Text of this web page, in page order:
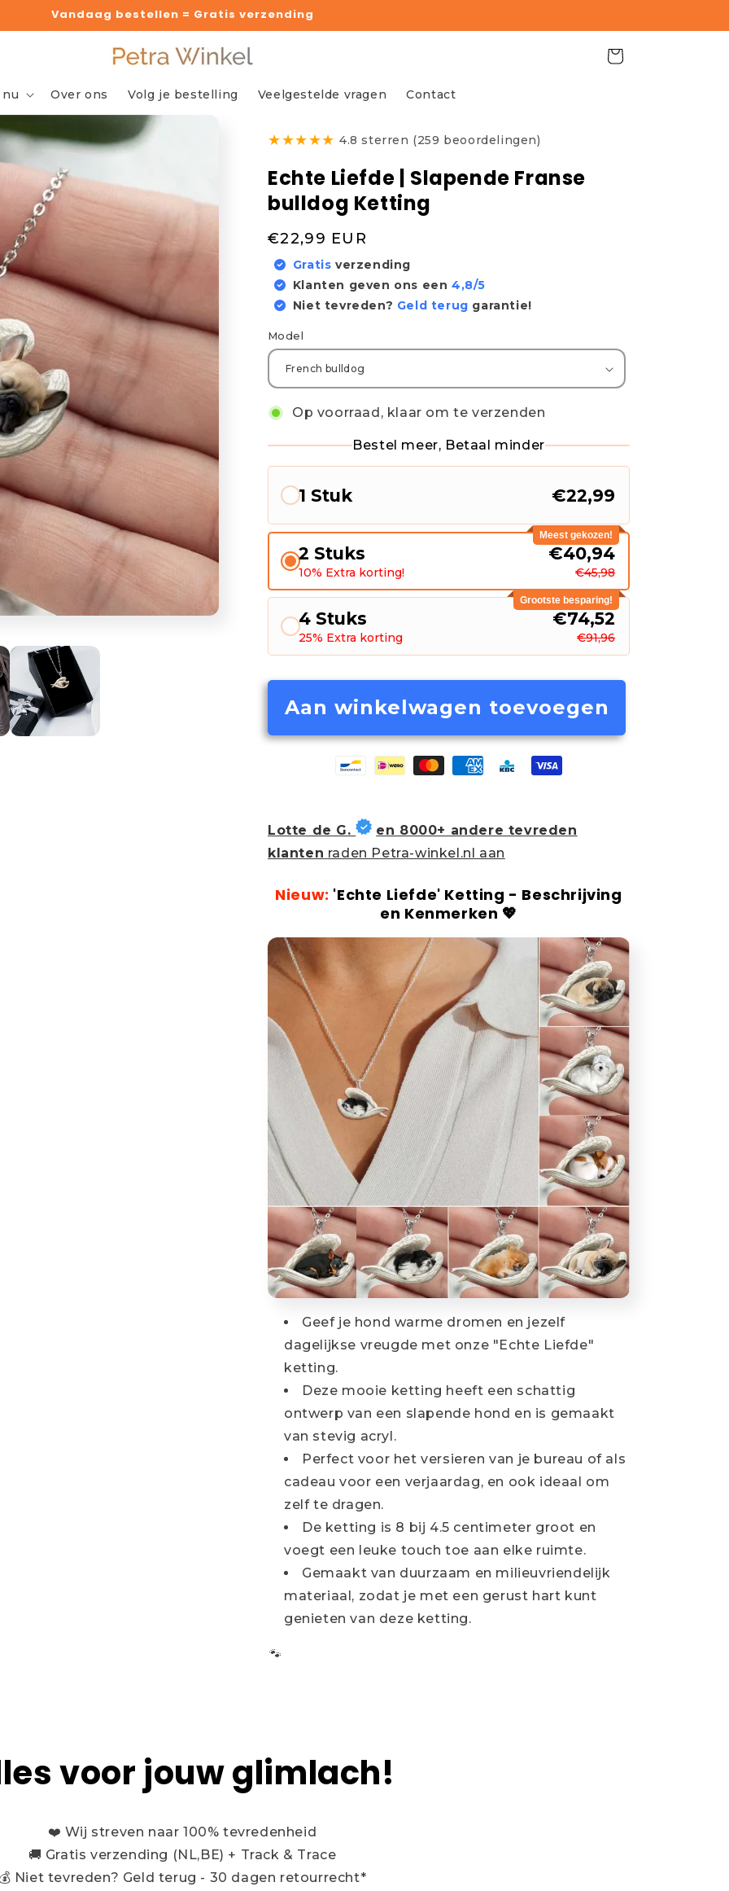
Vandaag bestellen = Gratis verzending
Over ons Volg je bestelling Veelgestelde vragen Contact
Winkelwagen
★★★★★ 4.8 sterren (259 beoordelingen)
Echte Liefde | Slapende Franse
bulldog Ketting
Normale
prijs
€22,99 EUR
Gratis verzending
Klanten geven ons een 4,8/5
Niet tevreden? Geld terug garantie!
Model
Op voorraad, klaar om te verzenden
Bestel meer, Betaal minder
1 Stuk €22,99
Meest gekozen!
2 Stuks
10% Extra korting!
€40,94
€45,98
Grootste besparing!
4 Stuks
25% Extra korting
€74,52
€91,96
Aan winkelwagen toevoegen
Lotte de G.
en 8000+ andere tevreden
klanten raden Petra-winkel.nl aan
Nieuw: 'Echte Liefde' Ketting - Beschrijving
en Kenmerken 💖
Geef je hond warme dromen en jezelf
dagelijkse vreugde met onze "Echte Liefde"
ketting.
Deze mooie ketting heeft een schattig
ontwerp van een slapende hond en is gemaakt
van stevig acryl.
Perfect voor het versieren van je bureau of als
cadeau voor een verjaardag, en ook ideaal om
zelf te dragen.
De ketting is 8 bij 4.5 centimeter groot en
voegt een leuke touch toe aan elke ruimte.
Gemaakt van duurzaam en milieuvriendelijk
materiaal, zodat je met een gerust hart kunt
genieten van deze ketting.
🐾
voor jouw glimlach!
❤️ Wij streven naar 100% tevredenheid
🚚 Gratis verzending (NL,BE) + Track & Trace
Niet tevreden? Geld terug - 30 dagen retourrecht*